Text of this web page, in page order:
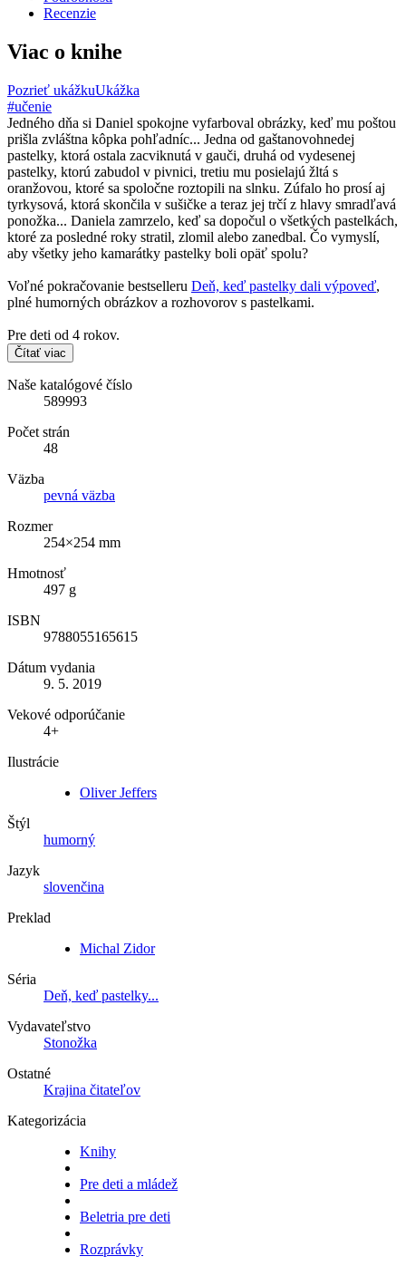
Recenzie
Viac o knihe
Pozrieť ukážkuUkážka
#učenie
Jedného dňa si Daniel spokojne vyfarboval obrázky, keď mu poštou
prišla zvláštna kôpka pohľadníc... Jedna od gaštanovohnedej
pastelky, ktorá ostala zacviknutá v gauči, druhá od vydesenej
pastelky, ktorú zabudol v pivnici, tretiu mu posielajú žltá s
oranžovou, ktoré sa spoločne roztopili na slnku. Zúfalo ho prosí aj
tyrkysová, ktorá skončila v sušičke a teraz jej trčí z hlavy smradľavá
ponožka... Daniela zamrzelo, keď sa dopočul o všetkých pastelkách,
ktoré za posledné roky stratil, zlomil alebo zanedbal. Čo vymyslí,
aby všetky jeho kamarátky pastelky boli opäť spolu?
Voľné pokračovanie bestselleru Deň, keď pastelky dali výpoveď,
plné humorných obrázkov a rozhovorov s pastelkami.
Pre deti od 4 rokov.
Čítať viac
Naše katalógové číslo
589993
Počet strán
48
Väzba
pevná väzba
Rozmer
254×254 mm
Hmotnosť
497 g
ISBN
9788055165615
Dátum vydania
9. 5. 2019
Vekové odporúčanie
4+
Ilustrácie
Oliver Jeffers
Štýl
humorný
Jazyk
slovenčina
Preklad
Michal Zidor
Séria
Deň, keď pastelky...
Vydavateľstvo
Stonožka
Ostatné
Krajina čitateľov
Kategorizácia
Knihy
Pre deti a mládež
Beletria pre deti
Rozprávky